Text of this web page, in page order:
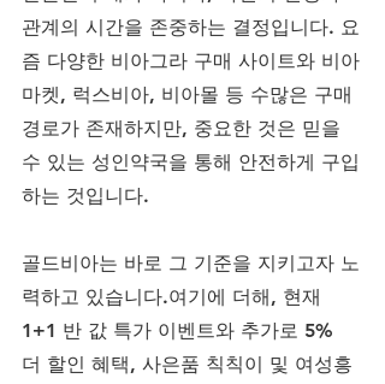
관계의 시간을 존중하는 결정입니다. 요
즘 다양한 비아그라 구매 사이트와 비아
마켓, 럭스비아, 비아몰 등 수많은 구매
경로가 존재하지만, 중요한 것은 믿을
수 있는 성인약국을 통해 안전하게 구입
하는 것입니다.
골드비아는 바로 그 기준을 지키고자 노
력하고 있습니다.여기에 더해, 현재
1+1 반 값 특가 이벤트와 추가로 5%
더 할인 혜택, 사은품 칙칙이 및 여성흥